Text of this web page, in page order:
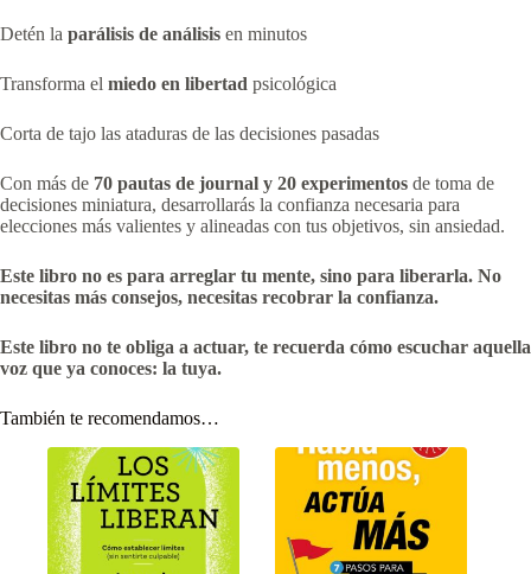
Detén la parálisis de análisis en minutos
Transforma el miedo en libertad psicológica
Corta de tajo las ataduras de las decisiones pasadas
Con más de 70 pautas de journal y 20 experimentos de toma de
decisiones miniatura, desarrollarás la confianza necesaria para
elecciones más valientes y alineadas con tus objetivos, sin ansiedad.
Este libro no es para arreglar tu mente, sino para liberarla. No
necesitas más consejos, necesitas recobrar la confianza.
Este libro no te obliga a actuar, te recuerda cómo escuchar aquella
voz que ya conoces: la tuya.
También te recomendamos…